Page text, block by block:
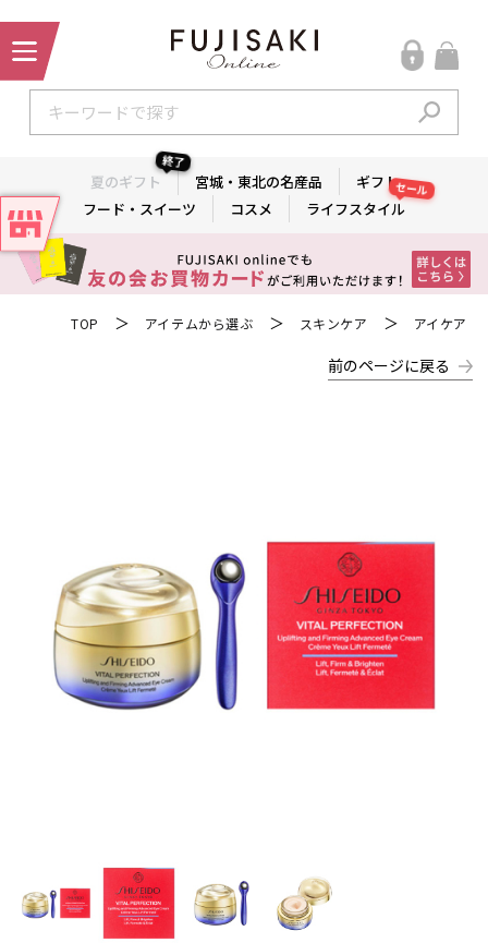
夏のギフト
終了
宮城・東北の名産品
ギフト
フード・スイーツ
コスメ ライフスタイル
セール
TOP ＞ アイテムから選ぶ ＞ スキンケア ＞ アイケア
前のページに戻る